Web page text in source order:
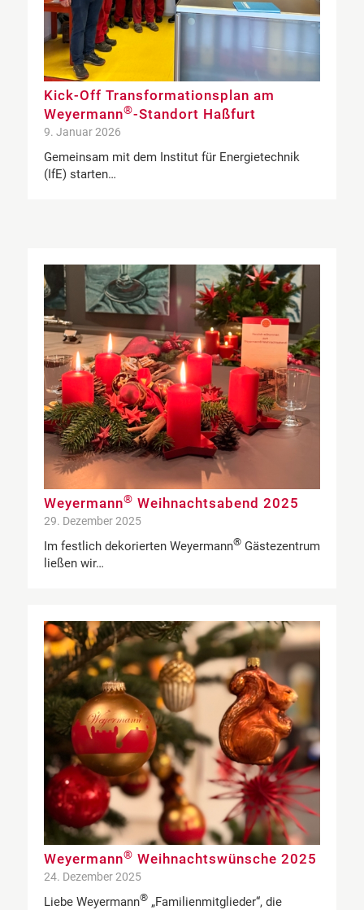
Kick-Off Transformationsplan am
Weyermann®-Standort Haßfurt
9. Januar 2026
Gemeinsam mit dem Institut für Energietechnik
(IfE) starten…
Weyermann® Weihnachtsabend 2025
29. Dezember 2025
Im festlich dekorierten Weyermann®Gästezentrum
ließen wir…
Weyermann® Weihnachtswünsche 2025
24. Dezember 2025
Liebe Weyermann®„Familienmitglieder“, die